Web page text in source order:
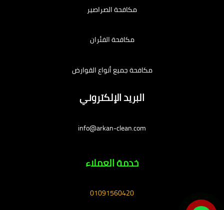
مكافحة الصراصير
مكافحة الفئران
مكافحة جميع أنواع القوارض
البريد الإلكتروني
info@arkan-clean.com
خدمة العملاء
01091560420